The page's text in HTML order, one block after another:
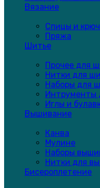
Вязание
Спицы и
Пряжа
Шитье
Прочее для
Нитки для
Наборы для
Интрументы
Иглы и
Вышивание
Канва
Мулине
Наборы
Нитки для
Бисероплетение